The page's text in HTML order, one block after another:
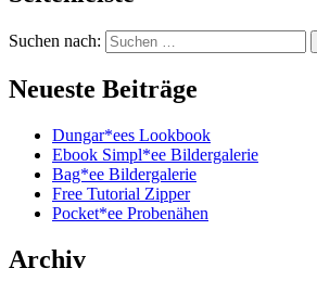
Suchen nach:
Neueste Beiträge
Dungar*ees Lookbook
Ebook Simpl*ee Bildergalerie
Bag*ee Bildergalerie
Free Tutorial Zipper
Pocket*ee Probenähen
Archiv